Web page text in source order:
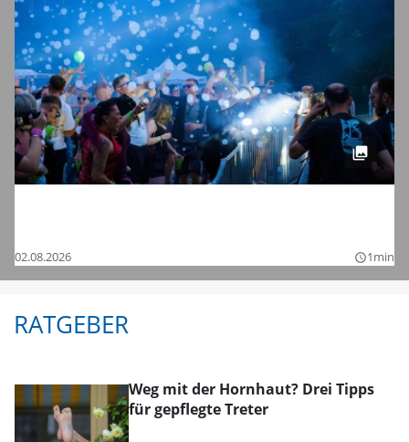
02.08.2026 query_builder1min
RATGEBER
Weg mit der Hornhaut? Drei Tipps
für gepflegte Treter